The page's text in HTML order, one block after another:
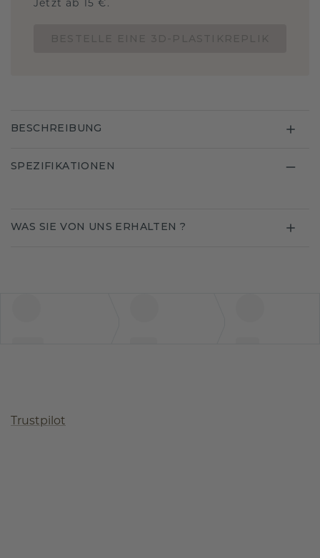
Jetzt ab 15 €.
BESCHREIBUNG
SPEZIFIKATIONEN
WAS SIE VON UNS ERHALTEN ?
Trustpilot